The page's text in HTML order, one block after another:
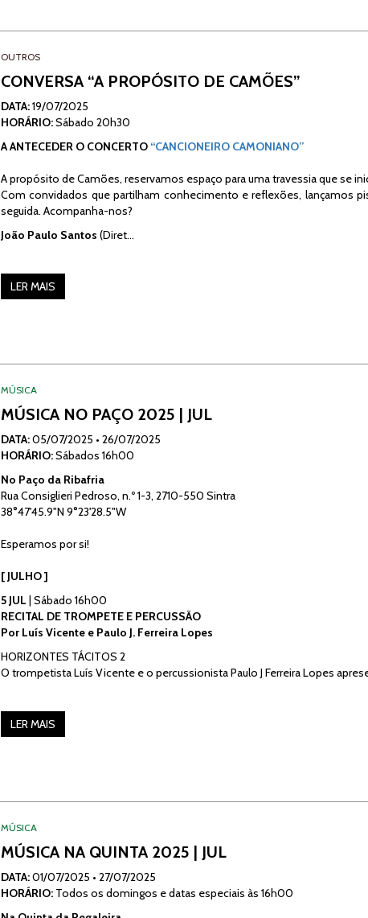
OUTROS
CONVERSA “A PROPÓSITO DE CAMÕES”
DATA:19/07/2025
HORÁRIO:Sábado 20h30
A ANTECEDER O CONCERTO “CANCIONEIRO CAMONIANO”
A propósito de Camões, reservamos espaço para uma travessia que se
Com convidados que partilham conhecimento e reflexões, lançamos
seguida. Acompanha-nos?
João Paulo Santos (Diret…
LER MAIS
MÚSICA
MÚSICA NO PAÇO 2025 | JUL
DATA:05/07/2025 • 26/07/2025
HORÁRIO:Sábados 16h00
No Paço da Ribafria
Rua Consiglieri Pedroso, n.º 1-3, 2710-550 Sintra
38°47'45.9"N 9°23'28.5"W
Esperamos por si!
[ JULHO ]
5 JUL | Sábado 16h00
RECITAL DE TROMPETE E PERCUSSÃO
Por Luís Vicente e Paulo J. Ferreira Lopes
HORIZONTES TÁCITOS 2
O trompetista Luís Vicente e o percussionista Paulo J Ferreira Lopes
LER MAIS
MÚSICA
MÚSICA NA QUINTA 2025 | JUL
DATA:01/07/2025 • 27/07/2025
HORÁRIO: Todos os domingos e datas especiais às 16h00